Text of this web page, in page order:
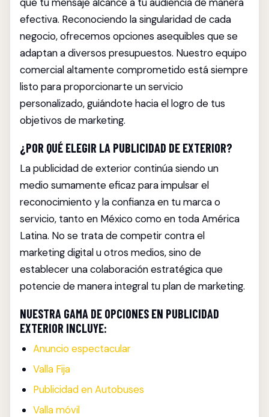
efectiva. Reconociendo la singularidad de cada
negocio, ofrecemos opciones asequibles que se
adaptan a diversos presupuestos. Nuestro equipo
comercial altamente comprometido está siempre
listo para proporcionarte un servicio
personalizado, guiándote hacia el logro de tus
objetivos de marketing.
¿POR QUÉ ELEGIR LA PUBLICIDAD DE EXTERIOR?
La publicidad de exterior continúa siendo un
medio sumamente eficaz para impulsar el
reconocimiento y la confianza en tu marca o
servicio, tanto en México como en toda América
Latina. No se trata de competir contra el
marketing digital u otros medios, sino de
establecer una colaboración estratégica que
potencie de manera integral tu plan de marketing.
NUESTRA GAMA DE OPCIONES EN PUBLICIDAD
EXTERIOR INCLUYE:
Anuncio espectacular
Valla Fija
Publicidad en Autobuses
Valla móvil